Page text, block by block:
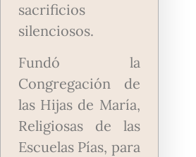
sacrificios
silenciosos.
Fundó la
Congregación de
las Hijas de María,
Religiosas de las
Escuelas Pías, para